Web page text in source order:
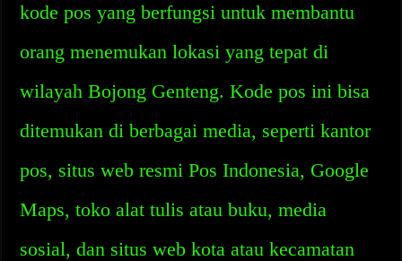
kode pos yang berfungsi untuk membantu
orang menemukan lokasi yang tepat di
wilayah Bojong Genteng. Kode pos ini bisa
ditemukan di berbagai media, seperti kantor
pos, situs web resmi Pos Indonesia, Google
Maps, toko alat tulis atau buku, media
sosial, dan situs web kota atau kecamatan